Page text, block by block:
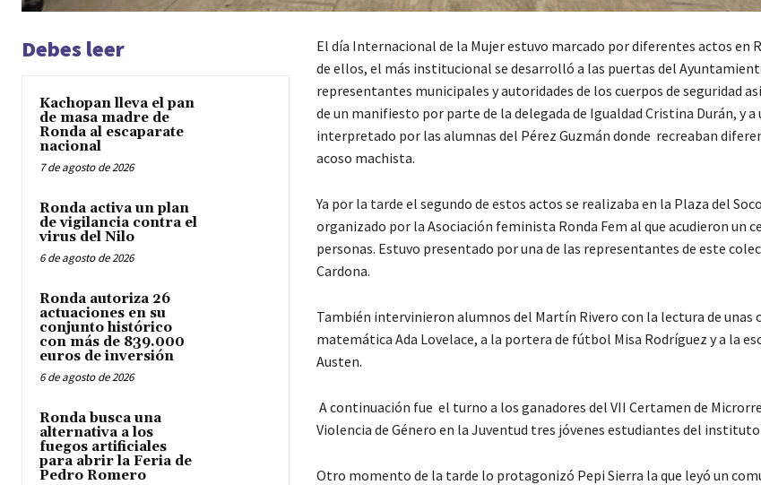
Debes leer
Kachopan lleva el pan
de masa madre de
Ronda al escaparate
nacional
7 de agosto de 2026
Ronda activa un plan
de vigilancia contra el
virus del Nilo
6 de agosto de 2026
Ronda autoriza 26
actuaciones en su
conjunto histórico
con más de 839.000
euros de inversión
6 de agosto de 2026
Ronda busca una
alternativa a los
fuegos artificiales
para abrir la Feria de
Pedro Romero
El día Internacional de la Mujer estuvo marcado por diferentes actos en
de ellos, el más institucional se desarrolló a las puertas del
representantes municipales y autoridades de los cuerpos de seguridad
de un manifiesto por parte de la delegada de Igualdad Cristina Durán, y
interpretado por las alumnas del Pérez Guzmán donde recreaban
acoso machista.
Ya por la tarde el segundo de estos actos se realizaba en la Plaza del
organizado por la Asociación feminista Ronda Fem al que acudieron un
personas. Estuvo presentado por una de las representantes de este
Cardona.
También intervinieron alumnos del Martín Rivero con la lectura de unas
matemática Ada Lovelace, a la portera de fútbol Misa Rodríguez y a la
Austen.
A continuación fue el turno a los ganadores del VII Certamen de
Violencia de Género en la Juventud tres jóvenes estudiantes del instituto
Otro momento de la tarde lo protagonizó Pepi Sierra la que leyó un